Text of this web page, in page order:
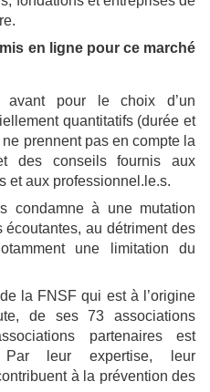
en ligne pour ce marché
pour le choix d’un
quantitatifs (durée et
prennent pas en compte la
des conseils fournis aux
et aux professionnel.le.s.
condamne à une mutation
écoutantes, au détriment des
une limitation du
la FNSF qui est à l’origine
de ses 73 associations
partenaires est
Par leur expertise, leur
à la prévention des